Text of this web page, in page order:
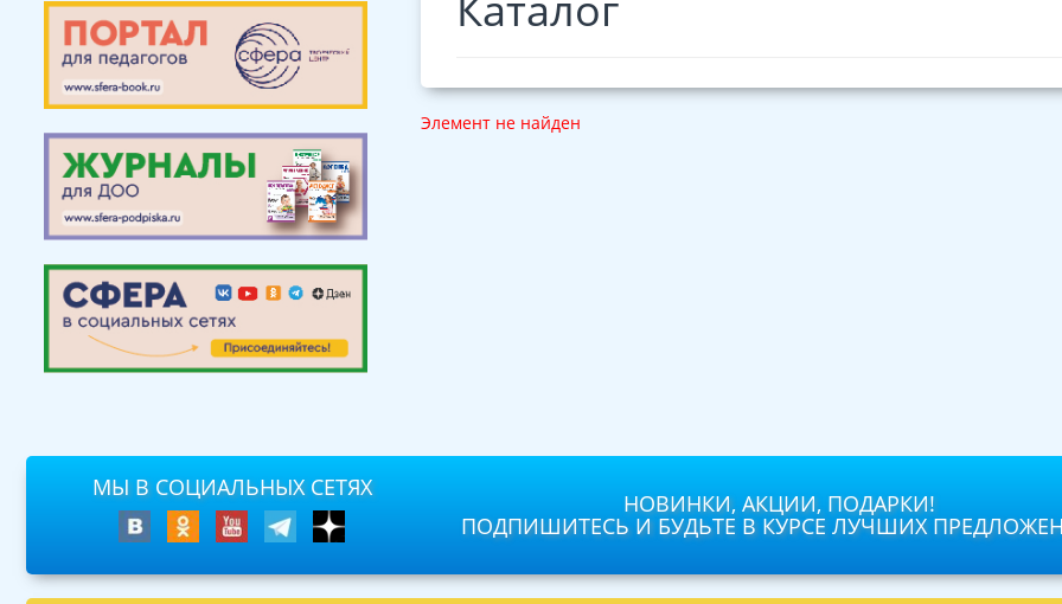
Элемент не найден
МЫ В СОЦИАЛЬНЫХ СЕТЯХ
НОВИНКИ, АКЦИИ, ПОДАРКИ!
ПОДПИШИТЕСЬ И БУДЬТЕ В КУРСЕ ЛУЧШИХ